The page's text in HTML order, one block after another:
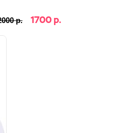
р. 1700 р.